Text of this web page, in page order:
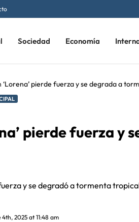
Sociedad Economía
‘Lorena’ pierde fuerza y se degrada a
pierde fuerza y
y se degradó a tormenta
2025 at 11:48 am